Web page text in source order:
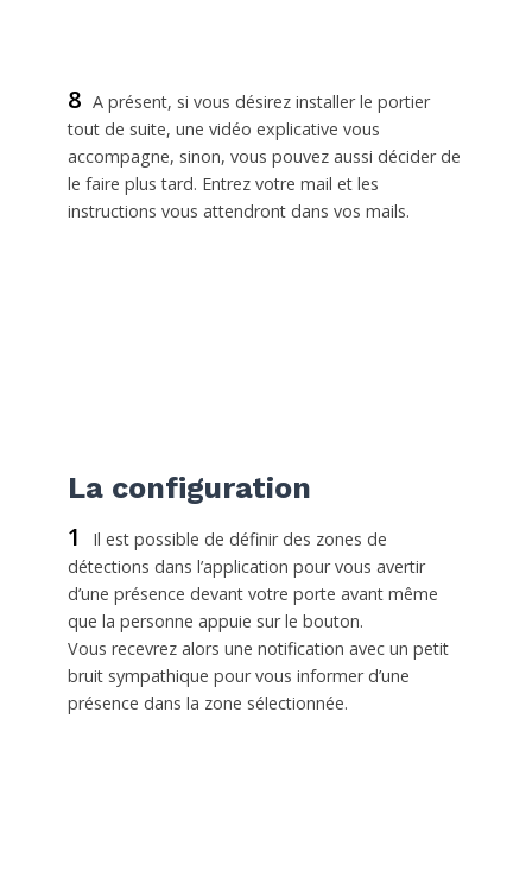
8 A présent, si vous désirez installer le portier
tout de suite, une vidéo explicative vous
accompagne, sinon, vous pouvez aussi décider de
le faire plus tard. Entrez votre mail et les
instructions vous attendront dans vos mails.
La configuration
1
Il est possible de définir des zones de
détections dans l’application pour vous avertir
d’une présence devant votre porte avant même
que la personne appuie sur le bouton.
Vous recevrez alors une notification avec un petit
bruit sympathique pour vous informer d’une
présence dans la zone sélectionnée.